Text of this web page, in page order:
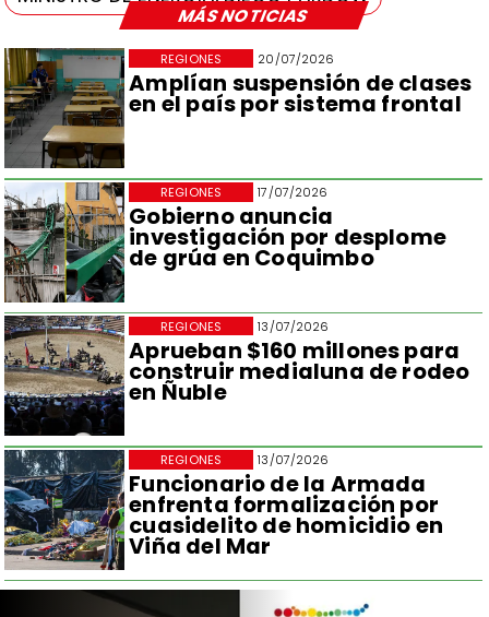
MÁS NOTICIAS
20/07/2026
Amplían suspensión de clases
en el país por sistema frontal
REGIONES
17/07/2026
Gobierno anuncia
investigación por desplome
de grúa en Coquimbo
REGIONES
13/07/2026
Aprueban $160 millones para
construir medialuna de rodeo
en Ñuble
REGIONES
13/07/2026
Funcionario de la Armada
enfrenta formalización por
cuasidelito de homicidio en
Viña del Mar
REGIONES